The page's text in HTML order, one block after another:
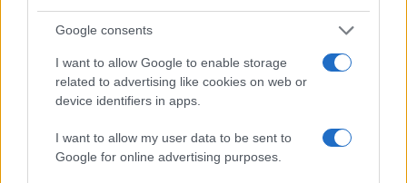
Google consents
I want to allow Google to enable storage
related to advertising like cookies on web or
device identifiers in apps.
I want to allow my user data to be sent to
Google for online advertising purposes.